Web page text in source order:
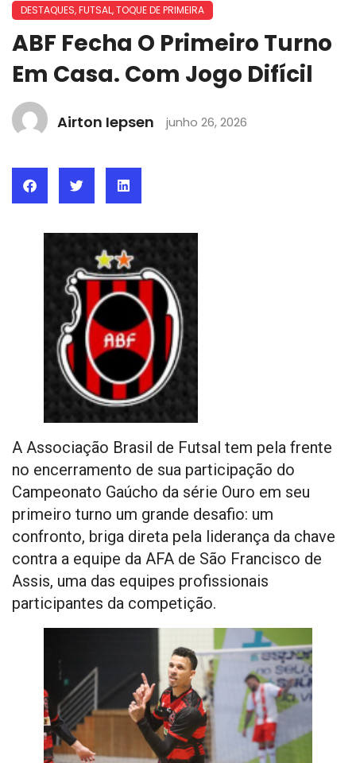
DESTAQUES,FUTSAL,TOQUE DE PRIMEIRA
ABF Fecha O Primeiro Turno
Em Casa. Com Jogo Difícil
Airton Iepsen junho 26, 2026
A Associação Brasil de Futsal tem pela frente
no encerramento de sua participação do
Campeonato Gaúcho da série Ouro em seu
primeiro turno um grande desafio: um
confronto, briga direta pela liderança da chave
contra a equipe da AFA de São Francisco de
Assis, uma das equipes profissionais
participantes da competição.